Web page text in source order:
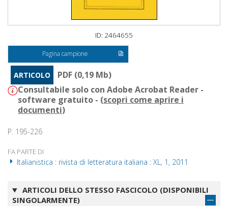
ID: 2464655
Pagina campione
ARTICOLO
PDF (0,19 Mb)
Consultabile solo con Adobe Acrobat Reader -
software gratuito - (scopri come aprire i
documenti)
P. 195-226
FA PARTE DI
Italianistica : rivista di letteratura italiana : XL, 1, 2011
ARTICOLI DELLO STESSO FASCICOLO (DISPONIBILI
SINGOLARMENTE)